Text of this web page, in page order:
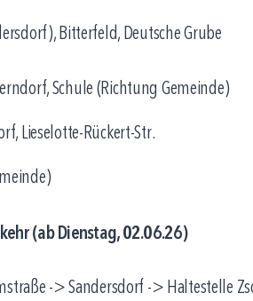
Bitterfeld, Deutsche Grube
Schule (Richtung Gemeinde)
Lieselotte-Rückert-Str.
(ab Dienstag, 02.06.26)
-> Sandersdorf -> Haltestelle